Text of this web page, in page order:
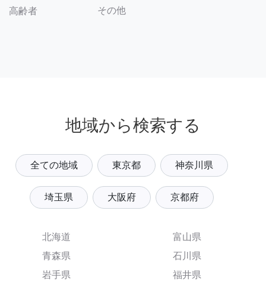
高齢者 その他
地域から検索する
全ての地域 東京都 神奈川県
埼玉県 大阪府 京都府
北海道
青森県
岩手県
富山県
石川県
福井県